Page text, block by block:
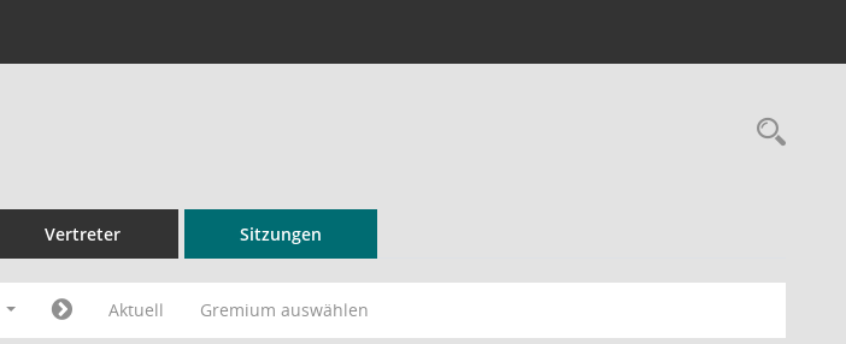
Vertreter Sitzungen
Aktuell Gremium auswählen